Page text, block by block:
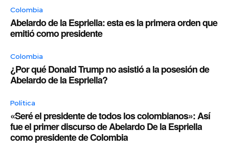
Colombia
Abelardo de la Espriella: esta es la primera orden que
emitió como presidente
Colombia
¿Por qué Donald Trump no asistió a la posesión de
Abelardo de la Espriella?
Política
«Seré el presidente de todos los colombianos»: Así
fue el primer discurso de Abelardo De la Espriella
como presidente de Colombia